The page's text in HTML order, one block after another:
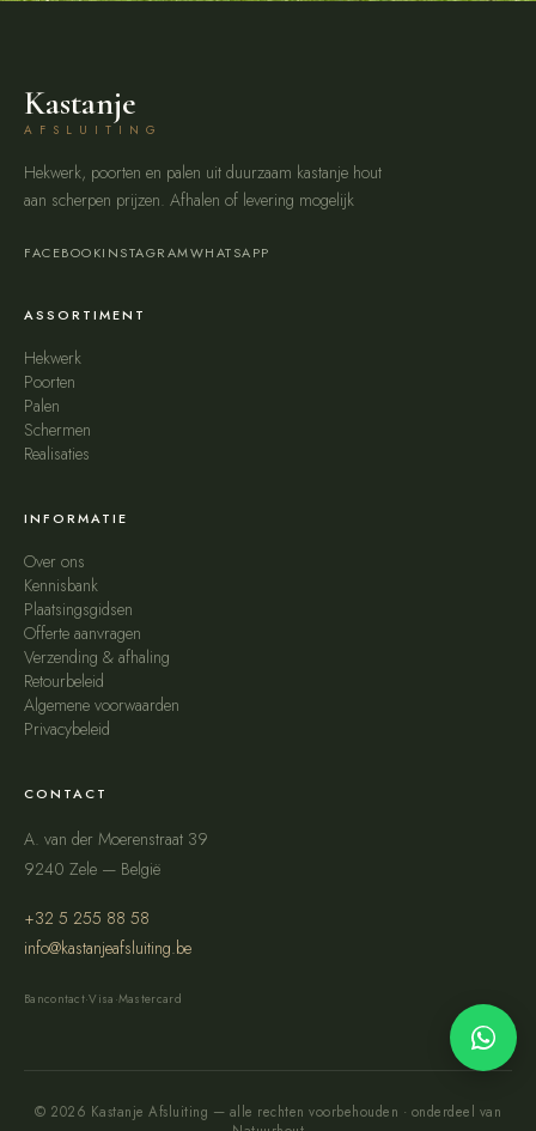
Kastanje
AFSLUITING
Hekwerk, poorten en palen uit duurzaam kastanje hout
aan scherpen prijzen. Afhalen of levering mogelijk
FACEBOOKINSTAGRAMWHATSAPP
ASSORTIMENT
Hekwerk
Poorten
Palen
Schermen
Realisaties
INFORMATIE
Over ons
Kennisbank
Plaatsingsgidsen
Offerte aanvragen
Verzending & afhaling
Retourbeleid
Algemene voorwaarden
Privacybeleid
CONTACT
A. van der Moerenstraat 39
9240 Zele — België
+32 5 255 88 58
info@kastanjeafsluiting.be
Bancontact·Visa ·Mastercard
© 2026 Kastanje Afsluiting — alle rechten voorbehouden · onderdeel van